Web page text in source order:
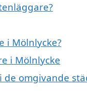
i Mölnlycke?
i Mölnlycke
omgivande